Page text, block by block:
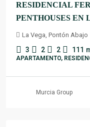
RESIDENCIAL
PENTHOUSES EN
La Vega, Pontón Abajo
3 2 2 111
APARTAMENTO,
Murcia Group